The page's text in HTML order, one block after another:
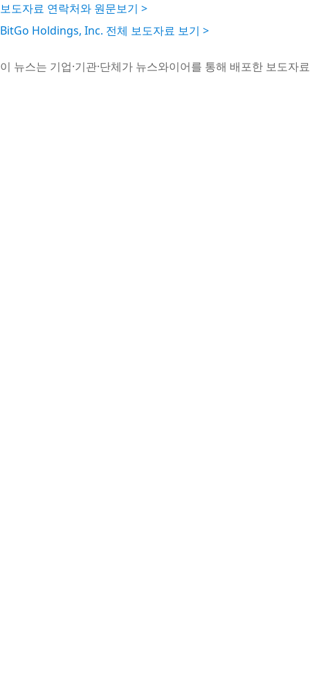
보도자료 연락처와 원문보기 >
BitGo Holdings, Inc. 전체 보도자료 보기 >
이 뉴스는 기업·기관·단체가 뉴스와이어를 통해 배포한 보도자